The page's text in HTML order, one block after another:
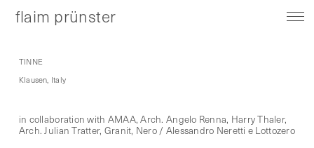
flaim prünster
TINNE
Klausen, Italy
in collaboration with AMAA, Arch. Angelo Renna, Harry Thaler,
Arch. Julian Tratter, Granit, Nero / Alessandro Neretti e Lottozero